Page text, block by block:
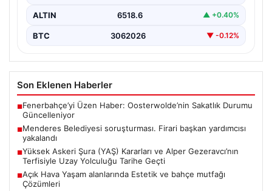
ALTIN 6518.6 ▲ +0.40%
BTC 3062026 ▼ -0.12%
Son Eklenen Haberler
■Fenerbahçe’yi Üzen Haber: Oosterwolde’nin Sakatlık Durumu
Güncelleniyor
■Menderes Belediyesi soruşturması. Firari başkan yardımcısı
yakalandı
■Yüksek Askeri Şura (YAŞ) Kararları ve Alper Gezeravcı’nın
Terfisiyle Uzay Yolculuğu Tarihe Geçti
■Açık Hava Yaşam alanlarında Estetik ve bahçe mutfağı
Çözümleri